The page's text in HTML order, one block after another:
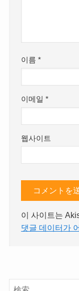
이름*
이메일*
웹사이트
이 사이트는
댓글 데이터가